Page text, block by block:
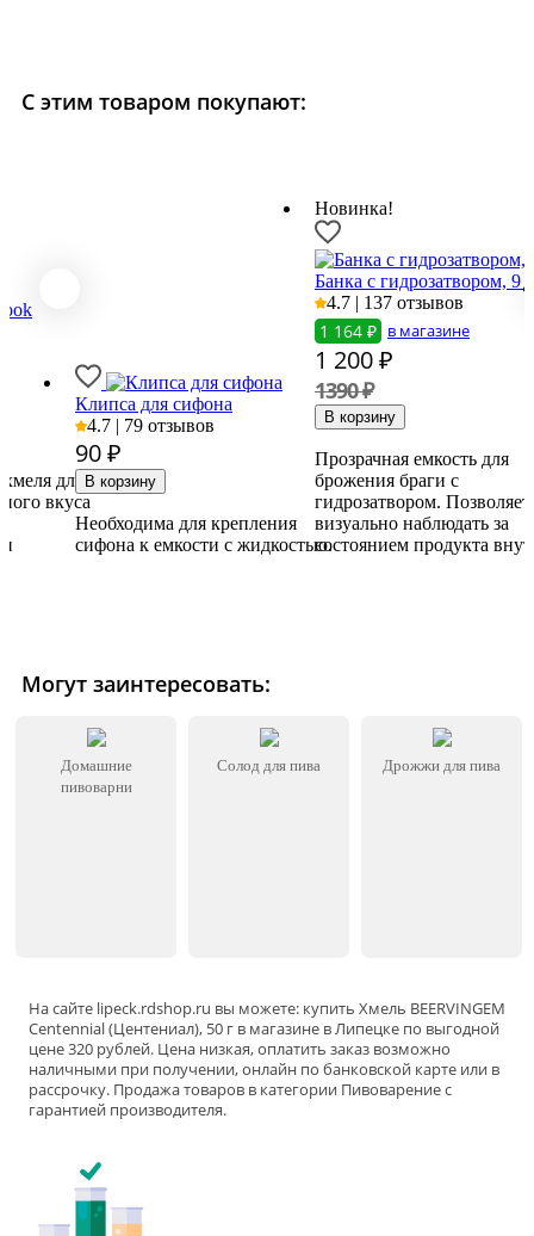
С этим товаром покупают:
для
вкуса
Клипса для сифона
4.7 | 79 отзывов
90₽
Необходима для крепления
сифона к емкости с жидкостью.
Новинка!
Банка с гидрозатвором, 9 л
4.7 | 137 отзывов
1 164 ₽ в магазине
1 200₽
1390 ₽
Прозрачная емкость для
брожения браги с
гидрозатвором. Позволяет
визуально наблюдать за
состоянием продукта
Могут заинтересовать:
Домашние
пивоварни
Солод для пива Дрожжи для пива
На сайте lipeck.rdshop.ru вы можете: купить Хмель BEERVINGEM
Centennial (Центениал), 50 г в магазине в Липецке по выгодной
цене 320 рублей. Цена низкая, оплатить заказ возможно
наличными при получении, онлайн по банковской карте или в
рассрочку. Продажа товаров в категории Пивоварениес
гарантией производителя.